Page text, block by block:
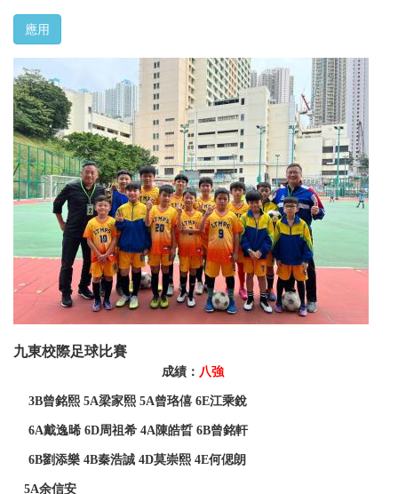
應用
九東校際足球比賽
成績： 八強
3B曾銘熙 5A梁家熙 5A曾珞僖 6E江乘銳
6A戴逸晞 6D周祖希 4A陳皓晢 6B曾銘軒
6B劉添樂 4B秦浩誠 4D莫崇熙 4E何偲朗
5A余信安